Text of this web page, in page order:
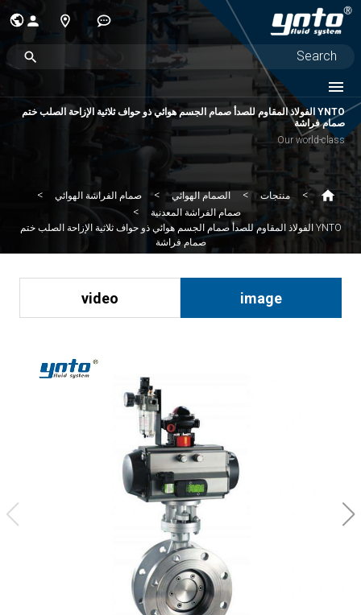
YNTO الفولاذ المقاوم للصدأ صمام الجسم هوائي ذو حواف ثلاثية الإزاحة الصلب ختم
صمام فراشة
Our world-class
منتجات الصمام الهوائي
صمام الفراشة الهوائي
صمام الفراشة المعدنية
YNTO الفولاذ المقاوم للصدأ صمام الجسم هوائي ذو حواف ثلاثية الإزاحة الصلب ختم
صمام فراشة
image
video